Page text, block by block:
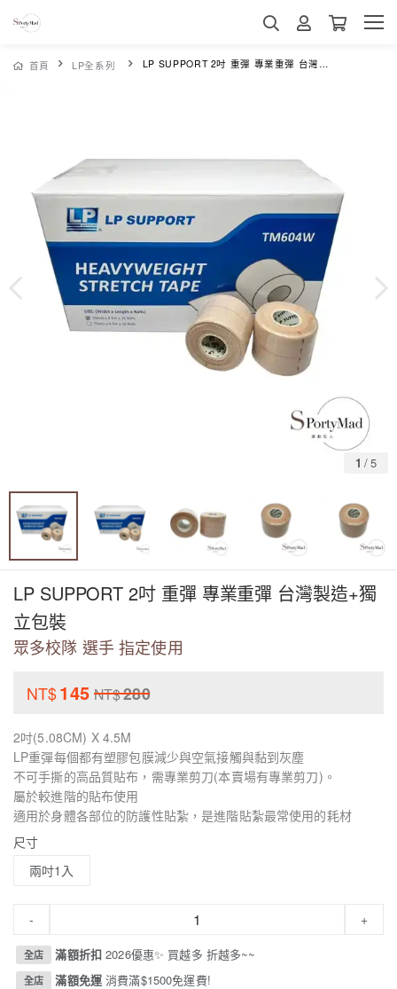
首頁 LP全系列 LP SUPPORT 2吋 重彈 專業重彈 台灣製造+獨立包裝
1 /5
LP SUPPORT 2吋 重彈 專業重彈 台灣製造+獨
立包裝
眾多校隊 選手 指定使用
NT$145 NT$280
2吋(5.08CM) X 4.5M
LP重彈每個都有塑膠包膜減少與空氣接觸與黏到灰塵
不可手撕的高品質貼布，需專業剪刀(本賣場有專業剪刀)。
屬於較進階的貼布使用
適用於身體各部位的防護性貼紮，是進階貼紮最常使用的耗材
尺寸
兩吋1入
- +
全店 滿額折扣2026優惠✨ 買越多 折越多~~
全店 滿額免運消費滿$1500免運費!